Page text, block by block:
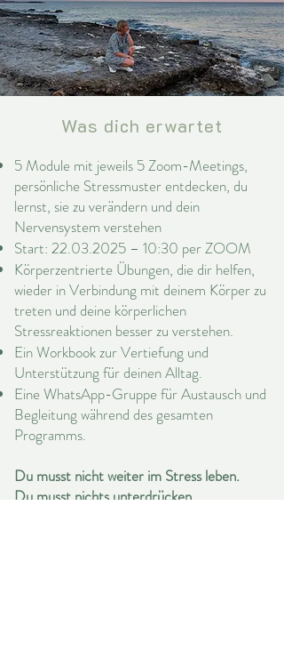
Was dich erwartet
5 Module mit jeweils 5 Zoom-Meetings,
persönliche Stressmuster entdecken, du
lernst, sie zu verändern und dein
Nervensystem verstehen
Start: 22.03.2025 – 10:30 per ZOOM
Körperzentrierte Übungen, die dir helfen,
wieder in Verbindung mit deinem Körper zu
treten und deine körperlichen
Stressreaktionen besser zu verstehen.
Ein Workbook zur Vertiefung und
Unterstützung für deinen Alltag.
Eine WhatsApp-Gruppe für Austausch und
Begleitung während des gesamten
Programms.
Du musst nicht weiter im Stress leben.
Du musst nichts unterdrücken.